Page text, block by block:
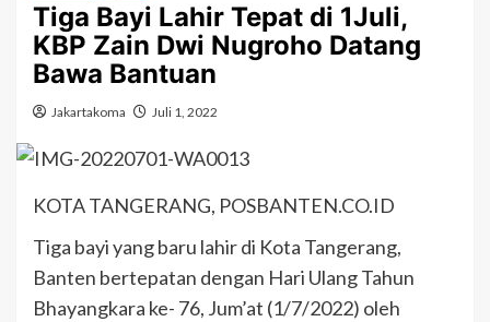
Tiga Bayi Lahir Tepat di 1Juli,
KBP Zain Dwi Nugroho Datang
Bawa Bantuan
Jakartakoma Juli 1, 2022
KOTA TANGERANG, POSBANTEN.CO.ID
Tiga bayi yang baru lahir di Kota Tangerang,
Banten bertepatan dengan Hari Ulang Tahun
Bhayangkara ke- 76, Jum’at (1/7/2022) oleh